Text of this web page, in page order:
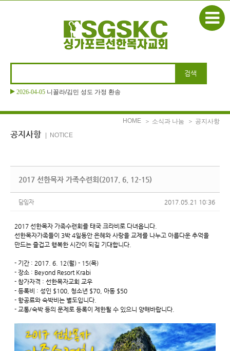
2026-04-05 니꼴라/김민 성도 가정 환송
HOME ＞ 소식과 나눔 ＞ 공지사항
공지사항 | NOTICE
2017.05.21 10:36
2017 선한목자 가족수련회(2017. 6. 12-15)
담임자
2017 선한목자 가족수련회를 태국 크라비로 다녀옵니다.
선한목자가족들이 3박 4일동안 은혜와 사랑을 교제를 나누고 아름다운 추억을
만드는 즐겁고 행복한 시간이 되길 기대합니다.
- 기간 : 2017. 6. 12(월) - 15(목)
- 장소 : Beyond Resort Krabi
- 참가자격 : 선한목자교회 교우
- 등록비 : 성인 $100, 청소년 $70, 아동 $50
- 항공료와 숙박비는 별도입니다.
- 교통/숙박 등의 문제로 등록이 제한될 수 있으니 양해바랍니다.